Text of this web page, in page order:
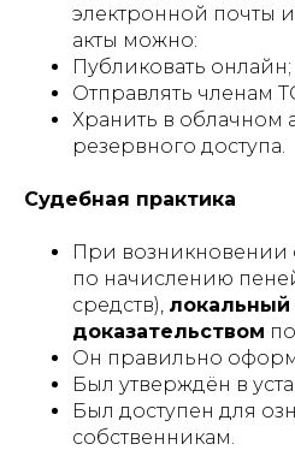
электронной почты
акты можно:
Публиковать онлайн;
Отправлять членам
Хранить в облачном
резервного доступа.
Судебная практика
При возникновении
по начислению
средств), локальный
доказательством
Он правильно
Был утверждён в
Был доступен для
собственникам.